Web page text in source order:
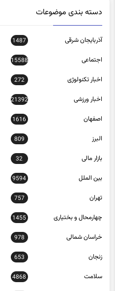
دسته بندی موضوعات
آذربایجان شرقی 1487
اجتماعی 15588
اخبار تکنولوژی 272
اخبار ورزشی 21392
اصفهان 1616
البرز 809
بازار مالی 32
بین الملل 9594
تهران 757
چهارمحال و بختیاری 1455
خراسان شمالی 978
زنجان 653
سلامت 4868